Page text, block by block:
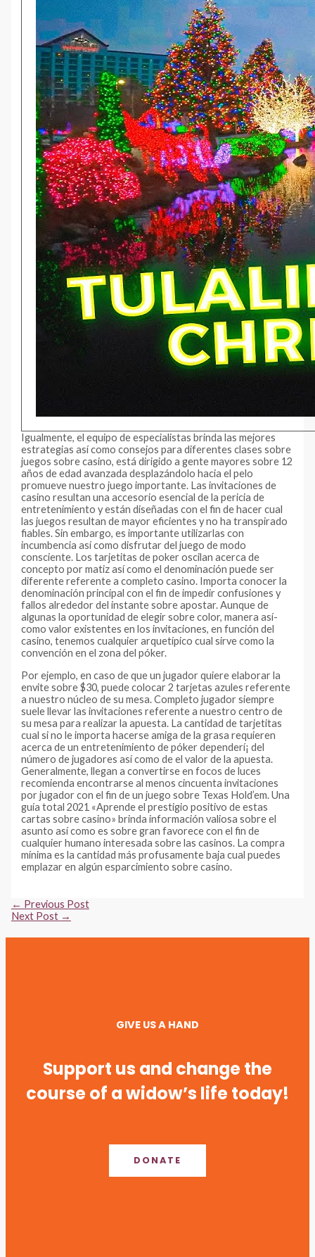
Igualmente, el equipo de especialistas brinda las mejores
estrategias así­ como consejos para diferentes clases sobre
juegos sobre casino, está dirigido a gente mayores sobre 12
años de edad avanzada desplazándolo hacia el pelo
promueve nuestro juego importante. Las invitaciones de
casino resultan una accesorio esencial de la pericia de
entretenimiento y están diseñadas con el fin de hacer cual
las juegos resultan de mayor eficientes y no ha transpirado
fiables. Sin embargo, es importante utilizarlas con
incumbencia así­ como disfrutar del juego de modo
consciente. Los tarjetitas de poker oscilan acerca de
concepto por matiz así­ como el denominación puede ser
diferente referente a completo casino. Importa conocer la
denominación principal con el fin de impedir confusiones y
fallos alrededor del instante sobre apostar. Aunque de
algunas la oportunidad de elegir sobre color, manera así­
como valor existentes en los invitaciones, en función del
casino, tenemos cualquier arquetípico cual sirve como la
convención en el zona del póker.
Por ejemplo, en caso de que un jugador quiere elaborar la
envite sobre $30, puede colocar 2 tarjetas azules referente
a nuestro núcleo de su mesa. Completo jugador siempre
suele llevar las invitaciones referente a nuestro centro de
su mesa para realizar la apuesta. La cantidad de tarjetitas
cual si no le importa hacerse amiga de la grasa requieren
acerca de un entretenimiento de póker dependerí¡ del
número de jugadores así­ como de el valor de la apuesta.
Generalmente, llegan a convertirse en focos de luces
recomienda encontrarse al menos cincuenta invitaciones
por jugador con el fin de un juego sobre Texas Hold’em. Una
guía total 2021 «Aprende el prestigio positivo de estas
cartas sobre casino» brinda información valiosa sobre el
asunto así­ como es sobre gran favorece con el fin de
cualquier humano interesada sobre las casinos. La compra
mínima es la cantidad más profusamente baja cual puedes
emplazar en algún esparcimiento sobre casino.
Post
navigation
← Previous Post
Next Post →
GIVE US A HAND
Support us and change the
course of a widow’s life today!
DONATE